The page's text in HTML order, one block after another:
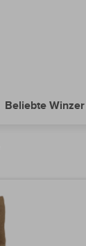
Beliebte Winzer